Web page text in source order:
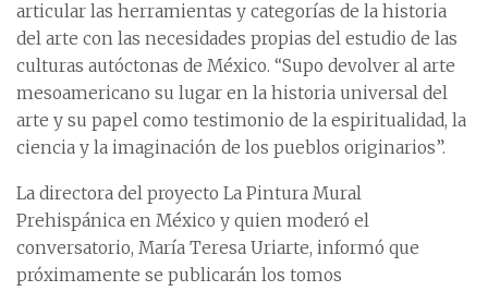
articular las herramientas y categorías de la historia
del arte con las necesidades propias del estudio de las
culturas autóctonas de México. “Supo devolver al arte
mesoamericano su lugar en la historia universal del
arte y su papel como testimonio de la espiritualidad, la
ciencia y la imaginación de los pueblos originarios”.
La directora del proyecto La Pintura Mural
Prehispánica en México y quien moderó el
conversatorio, María Teresa Uriarte, informó que
próximamente se publicarán los tomos